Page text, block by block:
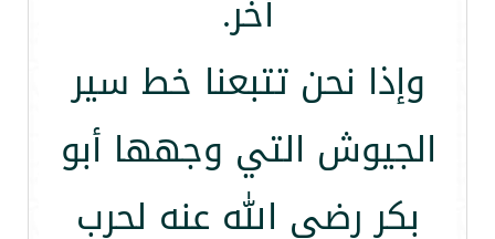
أُخَر.
وإذا نحن تتبعنا خط سير
الجيوش التي وجهها أبو
بكر رضي الله عنه لحرب